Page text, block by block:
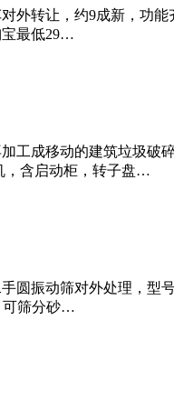
转让，约9成新，功
宝最低29…
成移动的建筑垃圾破
，含启动柜，转子盘…
振动筛对外处理，型
可筛分砂…